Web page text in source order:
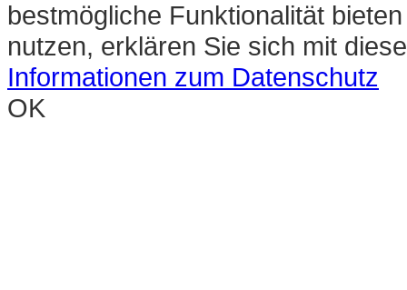
bestmögliche Funktionalität
nutzen, erklären Sie sich mit
Informationen zum Datenschutz
OK